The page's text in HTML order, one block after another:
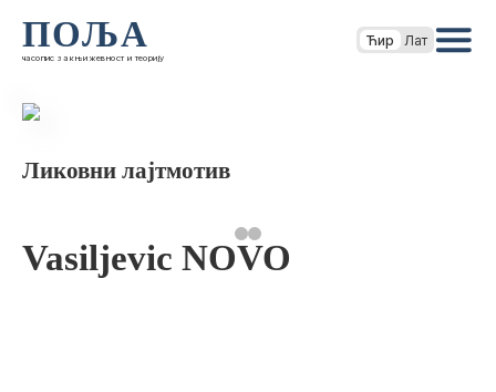
ПОЉА
часопис за књижевност и теорију
Ћир Лат
Ликовни лајтмотив
Vasiljevic NOVO